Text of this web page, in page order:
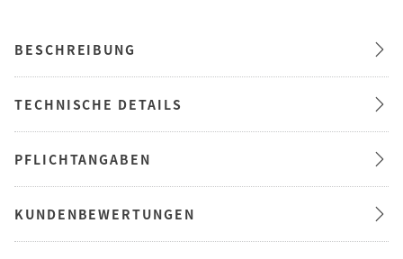
BESCHREIBUNG
TECHNISCHE DETAILS
PFLICHTANGABEN
KUNDENBEWERTUNGEN